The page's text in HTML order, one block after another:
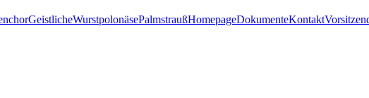
GeistlicheWurstpolonäsePalmstraußHomepageDokumenteKontakt